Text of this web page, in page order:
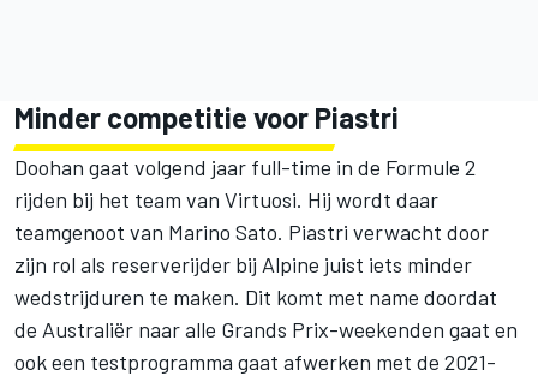
Minder competitie voor Piastri
Doohan gaat volgend jaar full-time in de Formule 2
rijden bij het team van Virtuosi. Hij wordt daar
teamgenoot van Marino Sato. Piastri verwacht door
zijn rol als reserverijder bij Alpine juist iets minder
wedstrijduren te maken. Dit komt met name doordat
de Australiër naar alle Grands Prix-weekenden gaat en
ook een testprogramma gaat afwerken met de 2021-